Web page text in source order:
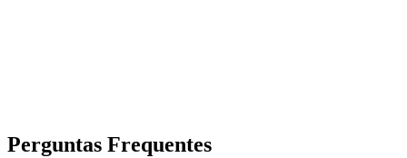
Perguntas Frequentes